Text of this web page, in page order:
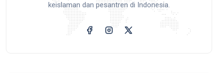
keislaman dan pesantren di Indonesia.